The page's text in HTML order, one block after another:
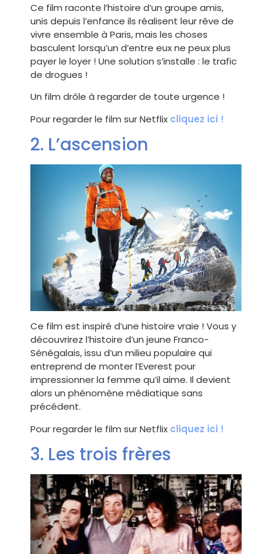
Ce film raconte l’histoire d’un groupe amis,
unis depuis l’enfance ils réalisent leur rêve de
vivre ensemble à Paris, mais les choses
basculent lorsqu’un d’entre eux ne peux plus
payer le loyer ! Une solution s’installe : le trafic
de drogues !
Un film drôle à regarder de toute urgence !
Pour regarder le film sur Netflix cliquez ici !
2. L’ascension
Ce film est inspiré d’une histoire vraie ! Vous y
découvrirez l’histoire d’un jeune Franco-
Sénégalais, issu d’un milieu populaire qui
entreprend de monter l’Everest pour
impressionner la femme qu’il aime. Il devient
alors un phénomène médiatique sans
précédent.
Pour regarder le film sur Netflix cliquez ici !
3. Les trois frères